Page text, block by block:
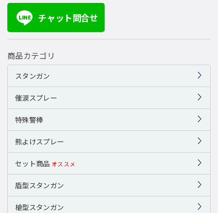
LINE チャット問合せ
商品カテゴリ
スタンガン
催涙スプレー
特殊警棒
熊よけスプレー
セット商品 オススメ
盾型スタンガン
槍型スタンガン